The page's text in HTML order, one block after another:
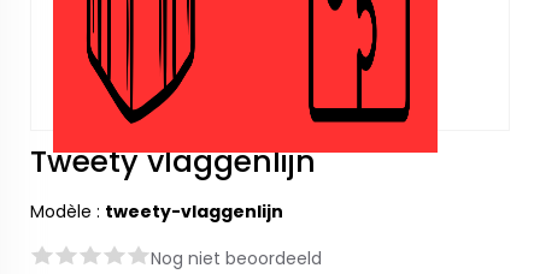
Tweety vlaggenlijn
Modèle : tweety-vlaggenlijn
Nog niet beoordeeld